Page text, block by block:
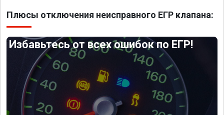
Плюсы отключения неисправного ЕГР клапана:
Избавьтесь от всех ошибок по ЕГР!